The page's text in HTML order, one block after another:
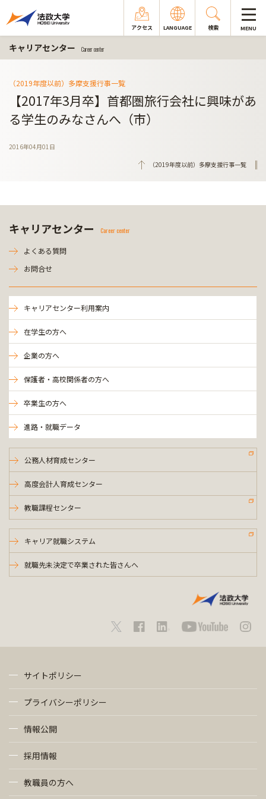
アクセス LANGUAGE 検索 MENU
キャリアセンター Career center
（2019年度以前）多摩支援行事一覧
【2017年3月卒】首都圏旅行会社に興味があ
る学生のみなさんへ（市）
2016年04月01日
（2019年度以前）多摩支援行事一覧
キャリアセンター Career center
よくある質問
お問合せ
キャリアセンター利用案内
在学生の方へ
企業の方へ
保護者・高校関係者の方へ
卒業生の方へ
進路・就職データ
公務人材育成センター
高度会計人育成センター
教職課程センター
キャリア就職システム
就職先未決定で卒業された皆さんへ
サイトポリシー
プライバシーポリシー
情報公開
採用情報
教職員の方へ